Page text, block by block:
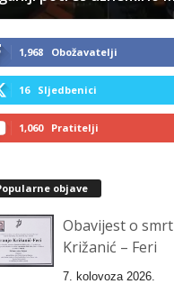
1,968 Obožavatelji
16 Sljedbenici
1,060 Pratitelji
objave
Obavijest o
Križanić – Feri
7. kolovoza 2026.